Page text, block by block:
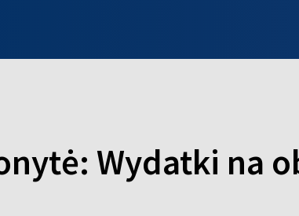
Wydatki na